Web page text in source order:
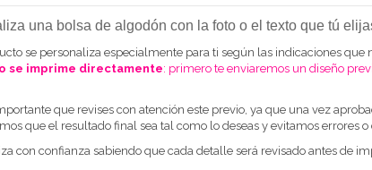
una bolsa de algodón con la foto o el texto que tú
se personaliza especialmente para ti según las indicaciones
se imprime directamente: primero te enviaremos un diseño
que revises con atención este previo, ya que una vez
que el resultado final sea tal como lo deseas y evitamos errores o
con confianza sabiendo que cada detalle será revisado antes de